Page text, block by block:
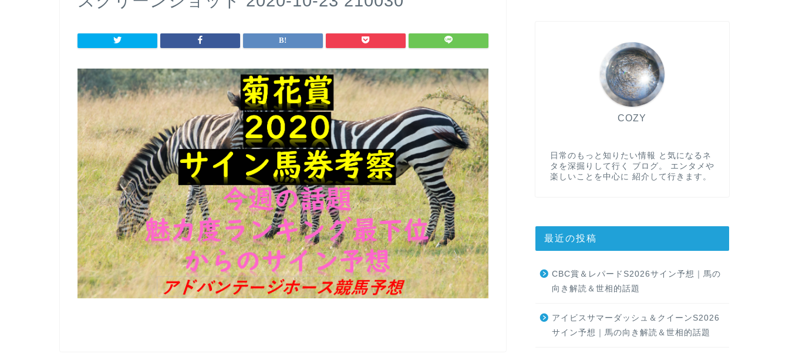
COZY
日常のもっと知りたい情報 と気になるネ
タを深掘りして行く ブログ。 エンタメや
楽しいことを中心に 紹介して行きます。
最近の投稿
CBC賞＆レパードS2026サイン予想｜馬の
向き解読＆世相的話題
アイビスサマーダッシュ＆クイーンS2026
サイン予想｜馬の向き解読＆世相的話題